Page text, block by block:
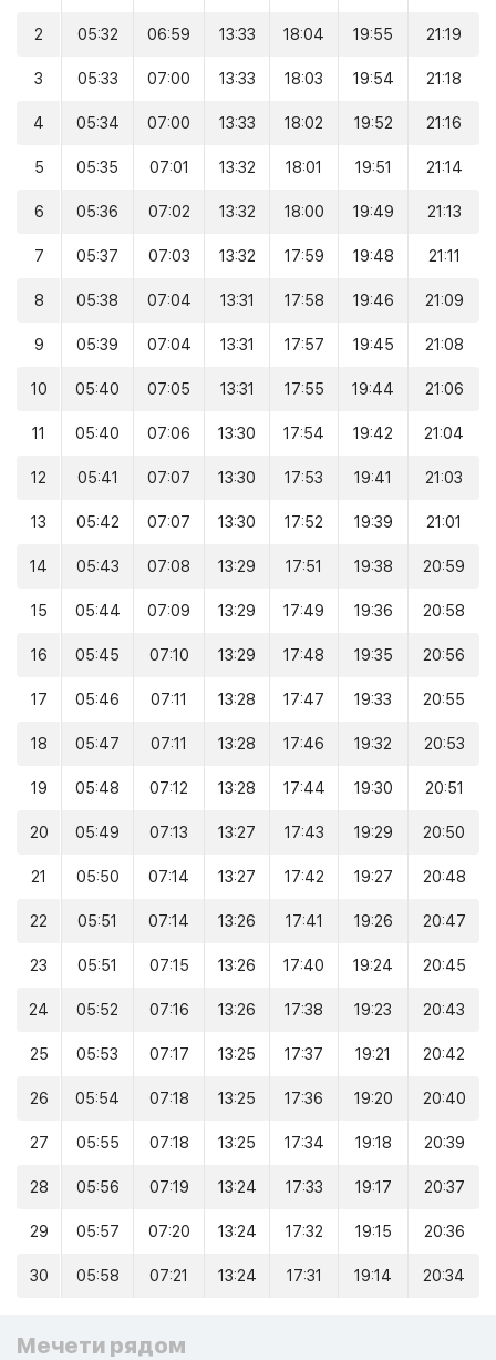
2 05:32 06:59 13:33 18:04 19:55 21:19
3 05:33 07:00 13:33 18:03 19:54 21:18
4 05:34 07:00 13:33 18:02 19:52 21:16
5 05:35 07:01 13:32 18:01 19:51 21:14
6 05:36 07:02 13:32 18:00 19:49 21:13
7 05:37 07:03 13:32 17:59 19:48 21:11
8 05:38 07:04 13:31 17:58 19:46 21:09
9 05:39 07:04 13:31 17:57 19:45 21:08
10 05:40 07:05 13:31 17:55 19:44 21:06
11 05:40 07:06 13:30 17:54 19:42 21:04
12 05:41 07:07 13:30 17:53 19:41 21:03
13 05:42 07:07 13:30 17:52 19:39 21:01
14 05:43 07:08 13:29 17:51 19:38 20:59
15 05:44 07:09 13:29 17:49 19:36 20:58
16 05:45 07:10 13:29 17:48 19:35 20:56
17 05:46 07:11 13:28 17:47 19:33 20:55
18 05:47 07:11 13:28 17:46 19:32 20:53
19 05:48 07:12 13:28 17:44 19:30 20:51
20 05:49 07:13 13:27 17:43 19:29 20:50
21 05:50 07:14 13:27 17:42 19:27 20:48
22 05:51 07:14 13:26 17:41 19:26 20:47
23 05:51 07:15 13:26 17:40 19:24 20:45
24 05:52 07:16 13:26 17:38 19:23 20:43
25 05:53 07:17 13:25 17:37 19:21 20:42
26 05:54 07:18 13:25 17:36 19:20 20:40
27 05:55 07:18 13:25 17:34 19:18 20:39
28 05:56 07:19 13:24 17:33 19:17 20:37
29 05:57 07:20 13:24 17:32 19:15 20:36
30 05:58 07:21 13:24 17:31 19:14 20:34
Мечети рядом